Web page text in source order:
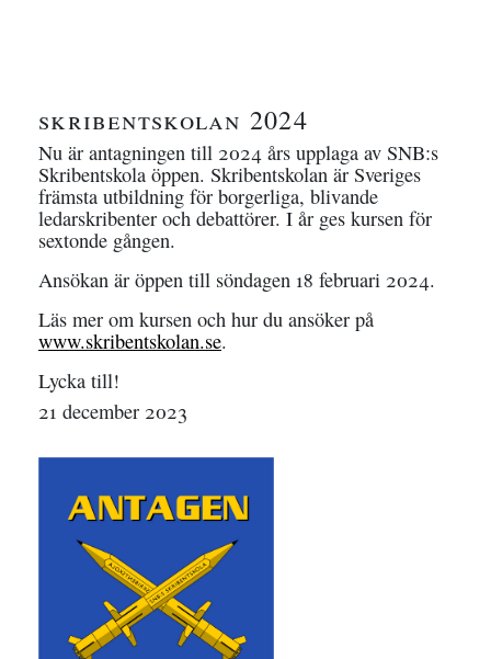
skribentskolan 2024
Nu är antagningen till 2024 års upplaga av SNB:s
Skribentskola öppen. Skribentskolan är Sveriges
främsta utbildning för borgerliga, blivande
ledarskribenter och debattörer. I år ges kursen för
sextonde gången.
Ansökan är öppen till söndagen 18 februari 2024.
Läs mer om kursen och hur du ansöker på
www.skribentskolan.se.
Lycka till!
21 december 2023